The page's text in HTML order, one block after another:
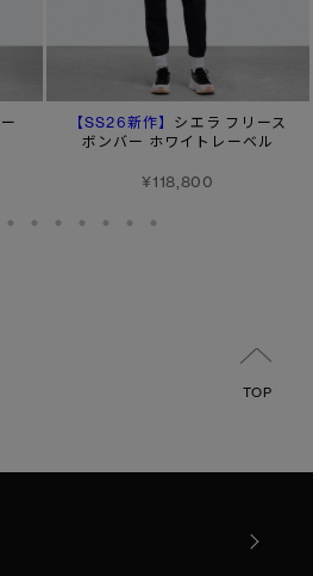
【SS26新作】 シエラ フリース
ボンバー ホワイトレーベル
¥118,800
TOP